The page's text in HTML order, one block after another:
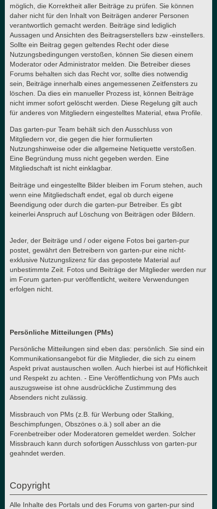
möglich, die Korrektheit aller Beiträge zu prüfen. Sie können
daher nicht für den Inhalt von Beiträgen anderer Personen
verantwortlich gemacht werden. Beiträge sind lediglich
Aussagen und Ansichten des Beitragserstellers bzw -einstellers.
Sollte ein Beitrag gegen geltendes Recht oder diese
Nutzungsbedingungen verstoßen, können Sie diesen einem
Moderator oder Administrator melden. Die Betreiber dieses
Forums behalten sich das Recht vor, sollte dies notwendig
sein, Beiträge innerhalb eines angemessenen Zeitfensters zu
löschen. Da dies ein manueller Prozess ist, können Beiträge
nicht immer sofort gelöscht werden. Diese Regelung gilt auch
für anderes von Mitgliedern eingestelltes Material, etwa Profile.
Das garten-pur Team behält sich den Ausschluss von
Mitgliedern vor, die gegen die hier formulierten
Nutzungshinweise oder die allgemeine Netiquette verstoßen.
Eine Begründung muss nicht gegeben werden. Eine
Mitgliedschaft ist nicht einklagbar.
Beiträge und eingestellte Bilder bleiben im Forum stehen, auch
wenn eine Mitgliedschaft endet, egal ob durch eigene
Beendigung oder durch die garten-pur Betreiber. Es gibt
keinerlei Anspruch auf Löschung von Beiträgen oder Bildern.
Jeder, der Beiträge und / oder eigene Fotos bei garten-pur
postet, gewährt den Betreibern von garten-pur eine nicht-
exklusive Nutzungslizenz für das gepostete Material auf
unbestimmte Zeit. Fotos und Beiträge der Mitglieder werden nur
im Forum garten-pur veröffentlicht, weitere Verwendungen
erfolgen nicht.
Persönliche Mitteilungen (PMs)
Persönliche Mitteilungen sind eben das: persönlich. Sie sind ein
Kommunikationsangebot für die Mitglieder, die sich zu einem
Aspekt privat austauschen wollen. Auch hierbei ist auf Höflichkeit
und Respekt zu achten. - Eine Veröffentlichung von PMs auch
auszugsweise ist ohne ausdrückliche Zustimmung des
Absenders nicht zulässig.
Missbrauch von PMs (z.B. für Werbung oder Stalking,
Beschimpfungen, Obszönes o.ä.) soll aber an die
Forenbetreiber oder Moderatoren gemeldet werden. Solcher
Missbrauch kann durch sofortigen Ausschluss von garten-pur
geahndet werden.
Copyright
Alle Inhalte des Portals und des Forums von garten-pur sind